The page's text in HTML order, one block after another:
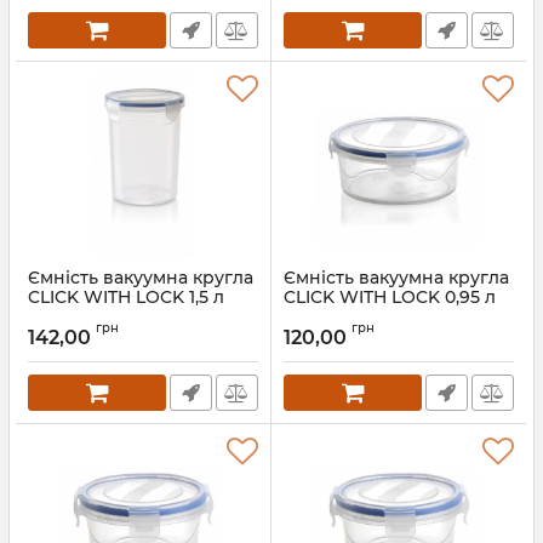
Ємність вакуумна кругла
CLICK WITH LOCK 1,5 л
Артикул: 75004
142,00 грн
Ємність вакуумна кругла
CLICK WITH LOCK 0,95 л
Артикул: 64008
120,00 грн